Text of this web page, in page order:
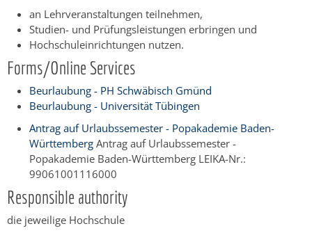
an Lehrveranstaltungen teilnehmen,
Studien- und Prüfungsleistungen erbringen und
Hochschuleinrichtungen nutzen.
Forms/Online Services
Beurlaubung - PH Schwäbisch Gmünd
Beurlaubung - Universität Tübingen
Antrag auf Urlaubssemester - Popakademie Baden-
Württemberg Antrag auf Urlaubssemester -
Popakademie Baden-Württemberg LEIKA-Nr.:
99061001116000
Responsible authority
die jeweilige Hochschule